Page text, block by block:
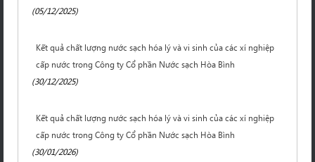
(05/12/2025)
Kết quả chất lượng nước sạch hóa lý và vi sinh của các xí nghiệp
cấp nước trong Công ty Cổ phần Nước sạch Hòa Bình
(30/12/2025)
Kết quả chất lượng nước sạch hóa lý và vi sinh của các xí nghiệp
cấp nước trong Công ty Cổ phần Nước sạch Hòa Bình
(30/01/2026)